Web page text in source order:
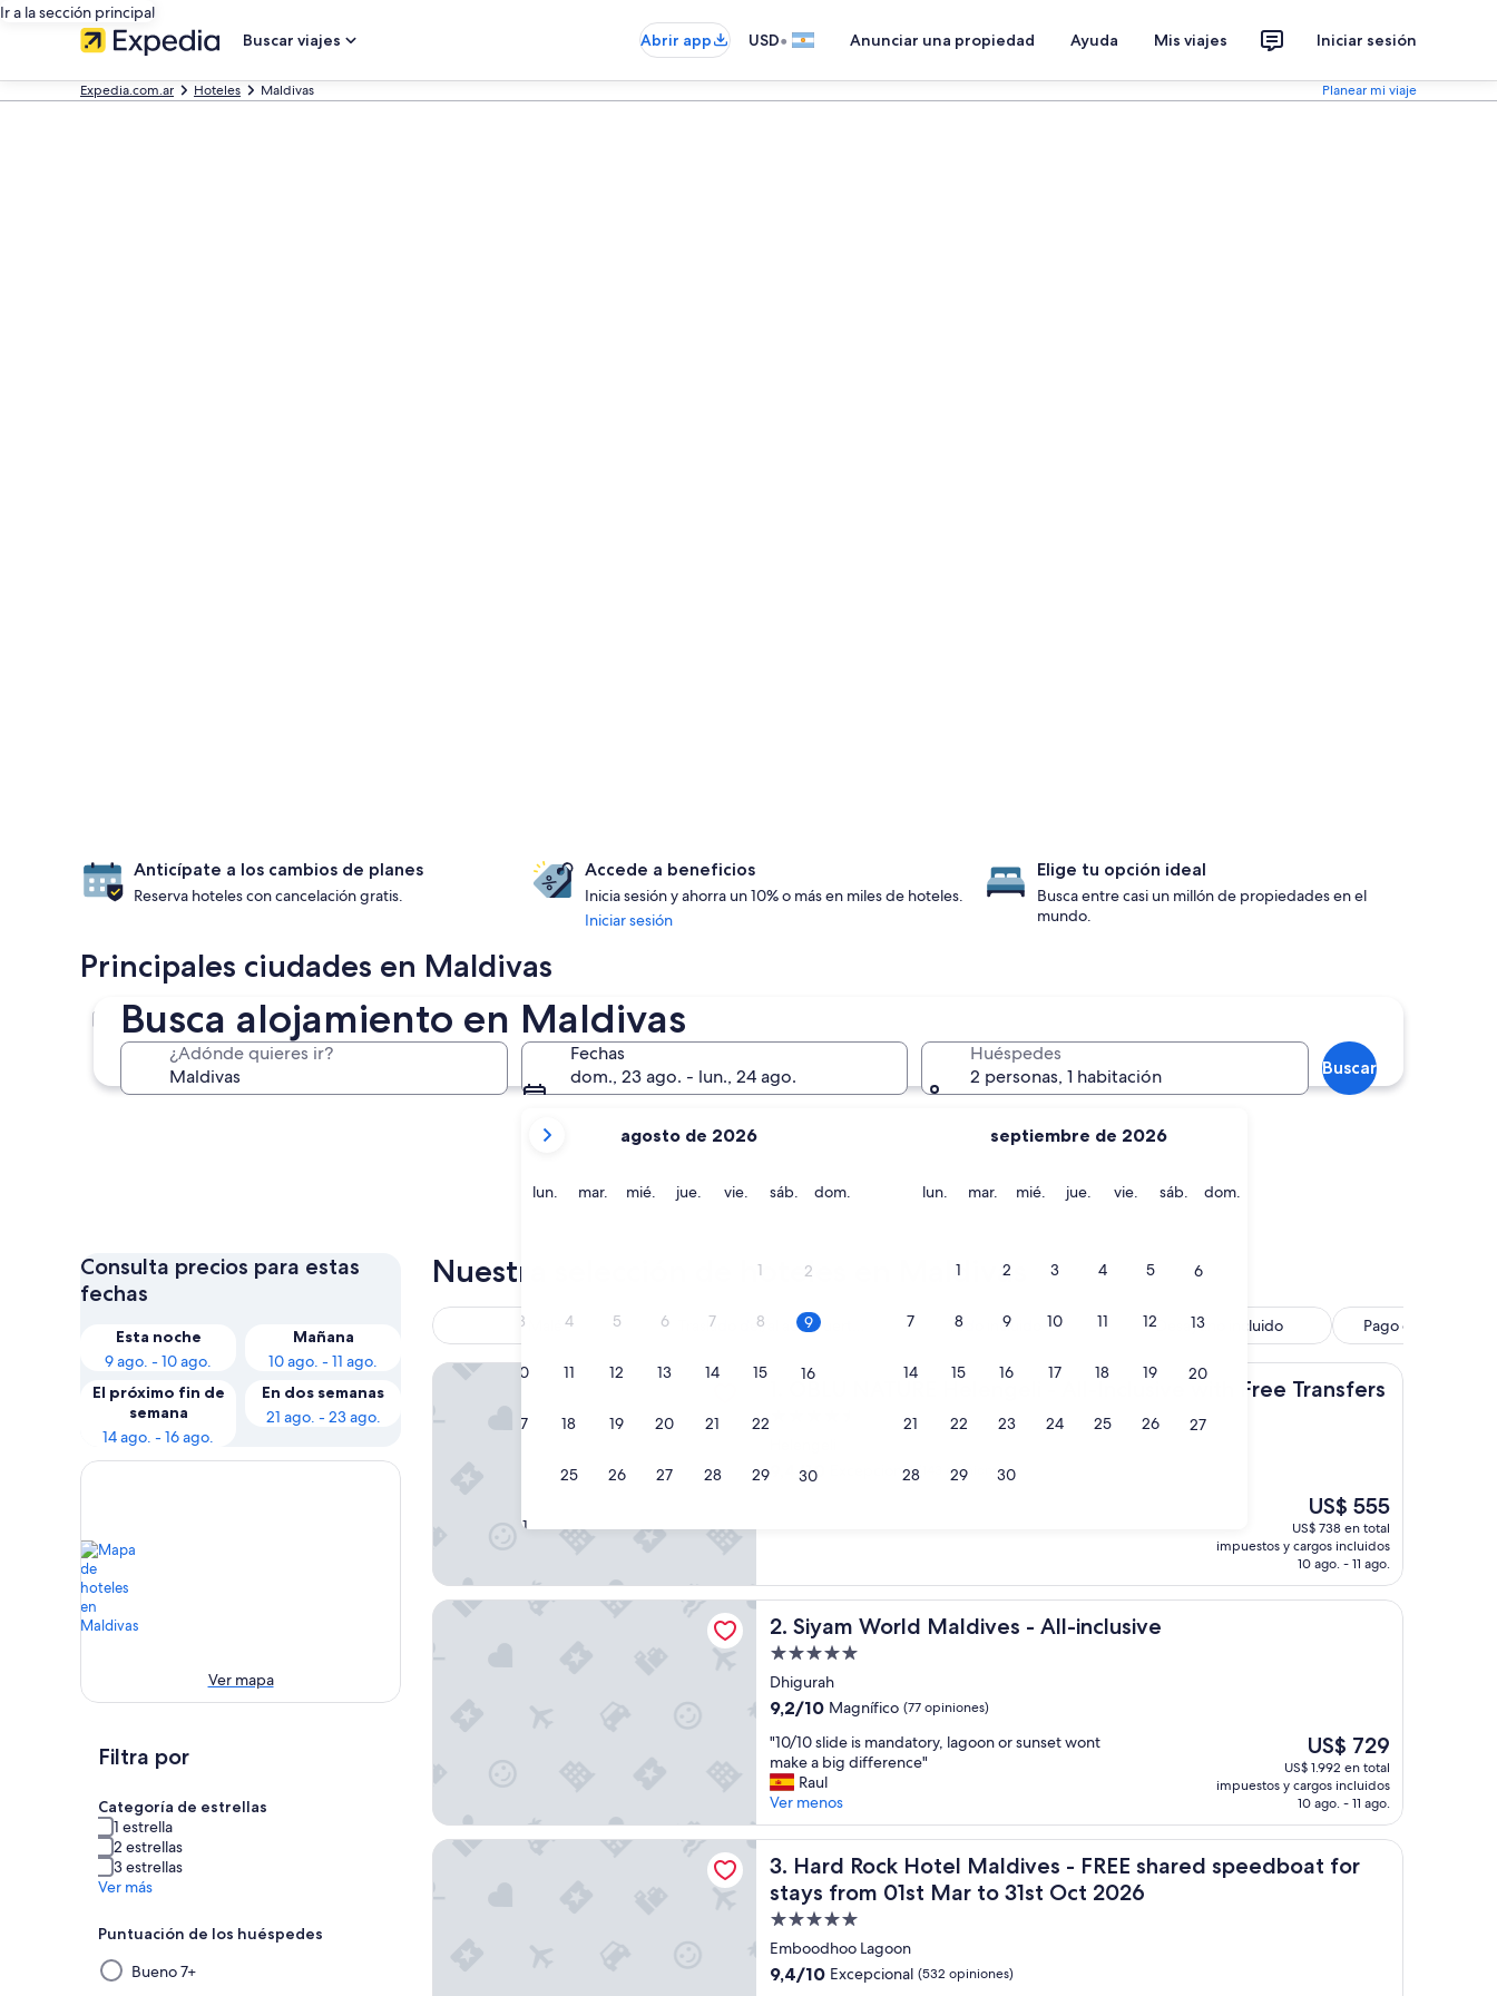
Ir a la sección principal
Buscar viajes
Abrir app USD• Anunciar una propiedad Ayuda Mis viajes Iniciar sesión
Expedia.com.ar Hoteles Maldivas Planear mi viaje
Busca alojamiento en Maldivas
¿Adónde quieres ir?
Fechas
dom., 23 ago. - lun., 24 ago.
meses
son
September
2026.
agosto de 2026
lun. lunesmar. martes
mié. miércoles
jue. jueves
vie. viernes
sáb. sábado
dom.
1 2
3 4 5 6 7 8 9
10 11 12 13 14 15 16
17 18 19 20 21 22
25 26 27 28 29 30
31
septiembre de 2026
lun. lunesmar. martes
mié. miércoles
jue. jueves
vie. viernes
sáb. sábado
dom.
1 2 3 4 5 6
7 8 9 10 11 12 13
14 15 16 17 18 19 20
21 22 23 24 25 26 27
28 29 30
Huéspedes
2 personas, 1 habitación
Buscar
Anticípate a los cambios de planes
Reserva hoteles con cancelación gratis.
Accede a beneficios
Inicia sesión y ahorra un 10% o más en miles de hoteles.
Iniciar sesión
Elige tu opción ideal
Busca entre casi un millón de propiedades en el
mundo.
Principales ciudades en Maldivas
Maafushi Helengeli
Consulta precios para estas
fechas
Esta noche
9 ago. - 10 ago.
Mañana
10 ago. - 11 ago.
El próximo fin de
semana
14 ago. - 16 ago.
En dos semanas
21 ago. - 23 ago.
Ver mapa
Filtra por
Categoría de estrellas
1 estrella
2 estrellas
3 estrellas
Ver más
Puntuación de los huéspedes
Al
seleccionar
Bueno 7+
Nuestra selección de hoteles en Maldivas
Traslado del/al aeropuerto
Todo incluido Desayuno incluido Pago durante la
1. OBLU NATURE Helengeli - All-Inclusive with Free Transfers
OBLU NATURE Helengeli - All-Inclusive with Free Transfers
Propiedad
estrellas
9.4
9,4/10 Excepcional (143 opiniones)
El
precio
actual
es
de
US$ 555
US$ 555
US$ 738 en total
impuestos y cargos incluidos
10 ago. - 11 ago.
OBLU NATURE Helengeli - All-Inclusive with Free Transfers
2. Siyam World Maldives - All-inclusive
Siyam World Maldives - All-inclusive
Propiedad
de
5.0
Dhigurah
9.2
10,
Magnífico,
(77
opiniones)
9,2/10 Magnífico (77 opiniones)
"
1
0
/
1
0
s
i
d
e
s
"10/10 slide is mandatory, lagoon or sunset wont
make a big difference"
Raul
Ver menos
El
precio
actual
es
de
US$ 729
US$ 729
US$ 1.992 en total
impuestos y cargos incluidos
10 ago. - 11 ago.
Siyam World Maldives - All-inclusive
3. Hard Rock Hotel Maldives - FREE shared speedboat for
stays from 01st Mar to 31st Oct 2026
Hard Rock Hotel Maldives - FREE shared speedboat for stays from 01st Mar to 31st Oct
Propiedad
de
5.0
Emboodhoo Lagoon
9.4
9,4/10 Excepcional (532 opiniones)
Hard Rock Hotel Maldives - FREE shared speedboat for stays from 01st Mar to 31st Oct 2026